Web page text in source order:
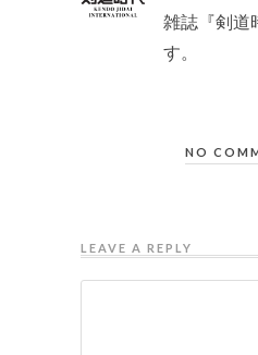
雑誌『剣道
す。
NO
LEAVE A REPLY